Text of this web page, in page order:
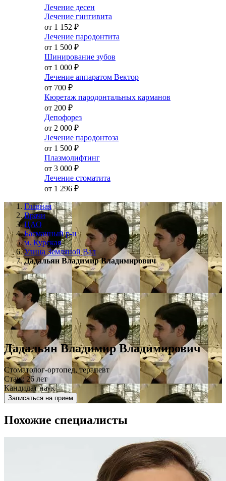
Лечение десен
Лечение гингивита
от 1 152 ₽
Лечение пародонтита
от 1 500 ₽
Шинирование зубов
от 1 000 ₽
Лечение аппаратом Вектор
от 700 ₽
Кюретаж пародонтальных карманов
от 200 ₽
Депофорез
от 2 000 ₽
Лечение пародонтоза
от 1 500 ₽
Плазмолифтинг
от 3 000 ₽
Лечение стоматита
от 1 296 ₽
Главная
Врачи
ЦАО
Басманный р-н
м. Курская
Улица Земляной Вал
Дадальян Владимир Владимирович
Дадальян Владимир Владимирович
Стоматолог-ортопед, терапевт
Стаж: 26 лет
Кандидат наук
Записаться на прием
Похожие специалисты